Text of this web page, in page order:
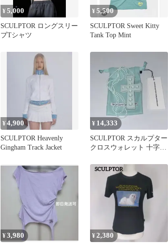
¥5,000
SCULPTOR ロングスリー
ブTシャツ
¥5,500
SCULPTOR Sweet Kitty
Tank Top Mint
¥4,900
SCULPTOR Heavenly
Gingham Track Jacket
¥ 14,333
SCULPTOR スカルプター
クロスウォレット 十字
¥3,980 ¥2,380